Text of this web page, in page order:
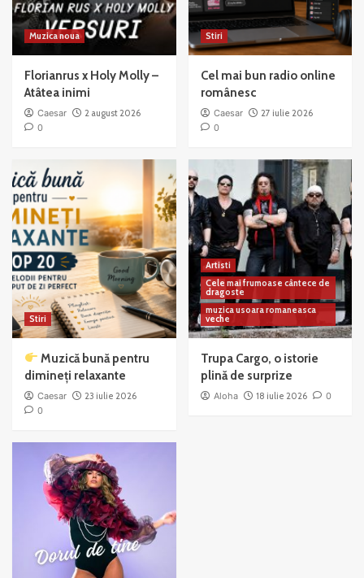
Muzica noua
Florianrus x Holy Molly –
Atâtea inimi
Caesar
2 august 2026
0
Stiri
Cel mai bun radio online
românesc
Caesar
27 iulie 2026
0
Stiri
Muzică bună pentru
dimineți relaxante
Caesar
23 iulie 2026
0
Artisti
Cele mai frumoase cântece de
dragoste
muzica usoara romaneasca
veche
Trupa Cargo, o istorie
plină de surprize
Aloha 18 iulie 2026 0